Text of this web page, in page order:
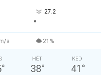
27.2
°
s 21%
°
HÉT
38°
KED
41 °